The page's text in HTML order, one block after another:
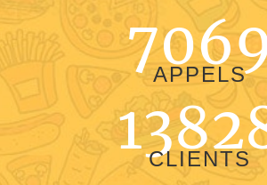
APPELS
CLIENTS